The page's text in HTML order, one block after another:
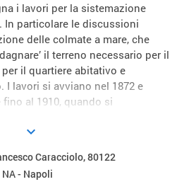
i lavori per la sistemazione
In particolare le discussioni
delle colmate a mare, che
il terreno necessario per il
il quartiere abitativo e
I lavori si avviano nel 1872 e
al 1910, quando si
dell’ultimo tratto di
L’esito è un lungomare infinito
e un susseguirsi di
keyboard_arrow_down
Caracciolo, 80122
- Napoli